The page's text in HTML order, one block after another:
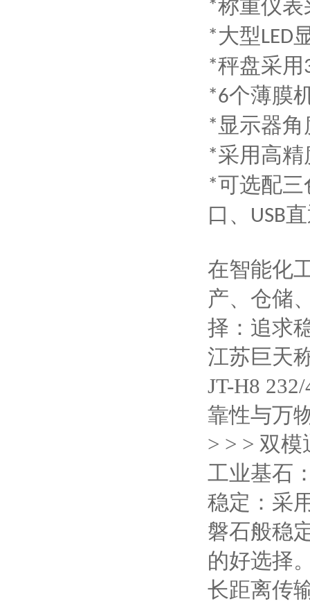
*称重仪表
*大型LED
*秤盘采用
*6个薄膜
*显示器
*采用高
*可选配
口、
USB
在智能化
产、仓储
择：追求
江苏巨天
JT-H8
靠性与万
> > > 双
工业基石
稳定：采
磐石般稳
的好选择
长距离传